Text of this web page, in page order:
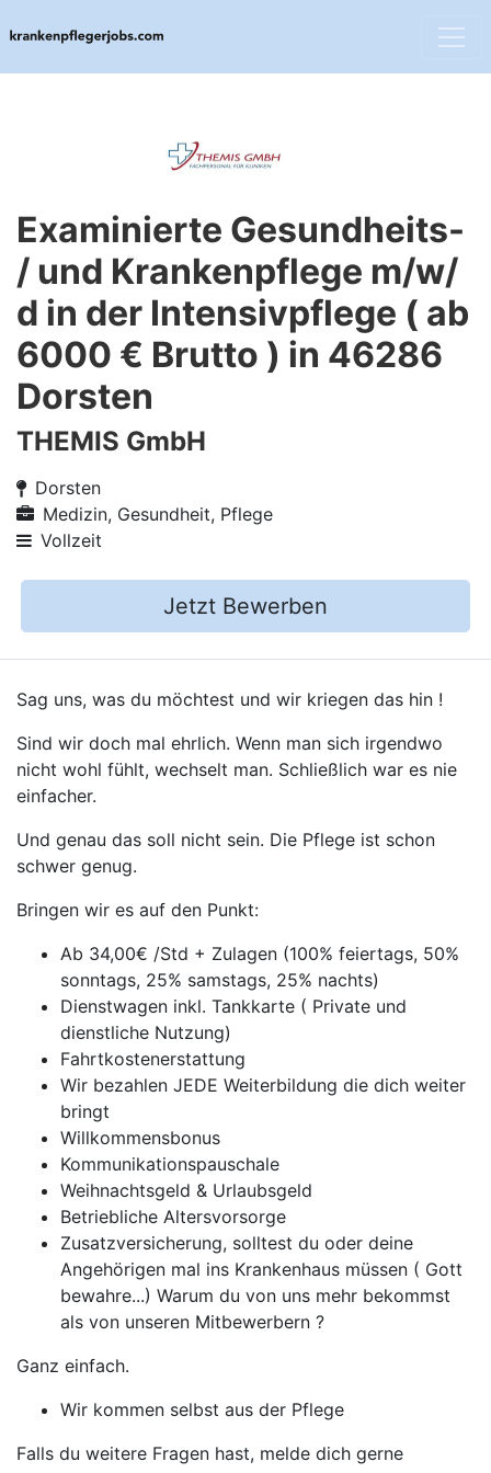
Examinierte Gesundheits-
/ und Krankenpflege m/w/
d in der Intensivpflege ( ab
6000 € Brutto ) in 46286
Dorsten
THEMIS GmbH
Dorsten
Medizin, Gesundheit, Pflege
Vollzeit
Jetzt Bewerben
Sag uns, was du möchtest und wir kriegen das hin !
Sind wir doch mal ehrlich. Wenn man sich irgendwo
nicht wohl fühlt, wechselt man. Schließlich war es nie
einfacher.
Und genau das soll nicht sein. Die Pflege ist schon
schwer genug.
Bringen wir es auf den Punkt:
Ab 34,00€ /Std + Zulagen (100% feiertags, 50%
sonntags, 25% samstags, 25% nachts)
Dienstwagen inkl. Tankkarte ( Private und
dienstliche Nutzung)
Fahrtkostenerstattung
Wir bezahlen JEDE Weiterbildung die dich weiter
bringt
Willkommensbonus
Kommunikationspauschale
Weihnachtsgeld & Urlaubsgeld
Betriebliche Altersvorsorge
Zusatzversicherung, solltest du oder deine
Angehörigen mal ins Krankenhaus müssen ( Gott
bewahre...) Warum du von uns mehr bekommst
als von unseren Mitbewerbern ?
Ganz einfach.
Wir kommen selbst aus der Pflege
Falls du weitere Fragen hast, melde dich gerne